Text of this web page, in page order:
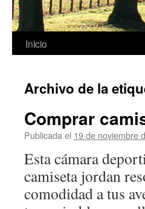
Saltar
contenido
Inicio
Archivo de la
Comprar
Publicada el 19 de noviembre
Esta cámara
camiseta jordan
comodidad a tus